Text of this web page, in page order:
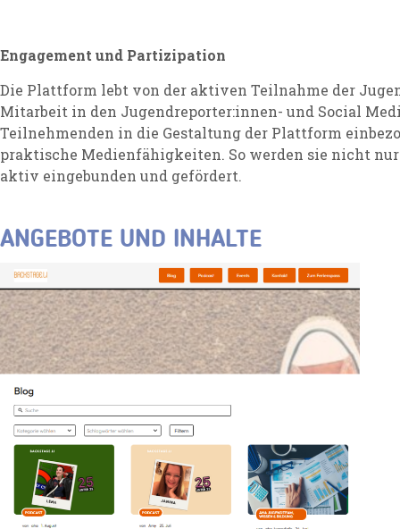
Engagement und Partizipation
Die Plattform lebt von der aktiven Teilnahme der
Mitarbeit in den Jugendreporter:innen- und Social
Teilnehmenden in die Gestaltung der Plattform
praktische Medienfähigkeiten. So werden sie nicht
aktiv eingebunden und gefördert.
ANGEBOTE UND INHALTE